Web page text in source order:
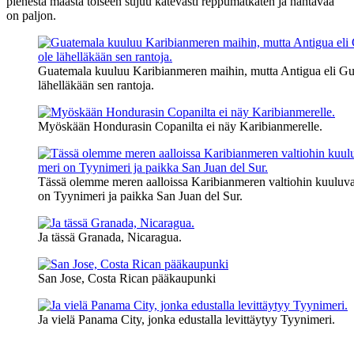
on paljon.
Guatemala kuuluu Karibianmeren maihin, mutta Antigua eli
lähelläkään sen rantoja.
Myöskään Hondurasin Copanilta ei näy Karibianmerelle.
Tässä olemme meren aalloissa Karibianmeren valtiohin
on Tyynimeri ja paikka San Juan del Sur.
Ja tässä Granada, Nicaragua.
San Jose, Costa Rican pääkaupunki
Ja vielä Panama City, jonka edustalla levittäytyy Tyynimeri.